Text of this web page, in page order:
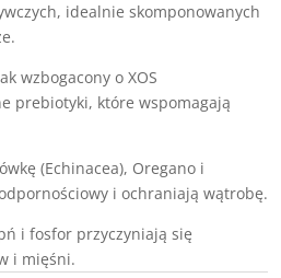
idealnie skomponowanych
wzbogacony o XOS
prebiotyki, które wspomagają
(Echinacea), Oregano i
i ochraniają wątrobę.
i fosfor przyczyniają się
i mięśni.